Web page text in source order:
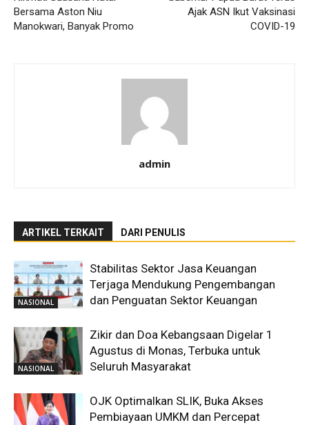
Bersama Aston Niu
Manokwari, Banyak Promo
Ajak ASN Ikut Vaksinasi
COVID-19
admin
ARTIKEL TERKAIT DARI PENULIS
NASIONAL
Stabilitas Sektor Jasa Keuangan
Terjaga Mendukung Pengembangan
dan Penguatan Sektor Keuangan
NASIONAL
Zikir dan Doa Kebangsaan Digelar 1
Agustus di Monas, Terbuka untuk
Seluruh Masyarakat
OJK Optimalkan SLIK, Buka Akses
Pembiayaan UMKM dan Percepat